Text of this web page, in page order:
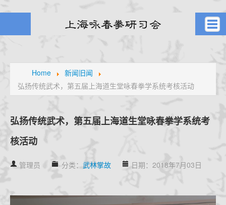
武者之风
课堂剪影
元生堂记
武林掌故
通知公告
名家论拳
Home
新闻旧闻
弘扬传统武术，第五届上海道生堂咏春拳学系统考核活动
弘扬传统武术，第五届上海道生堂咏春拳学系统考
核活动
管理员 分类： 武林掌故 日期：2018年7月03日